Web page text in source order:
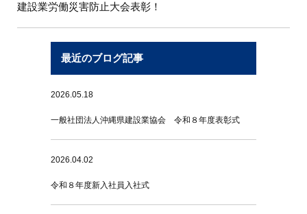
建設業労働災害防止大会表彰！
最近のブログ記事
2026.05.18
一般社団法人沖縄県建設業協会 令和８年度表彰式
2026.04.02
令和８年度新入社員入社式